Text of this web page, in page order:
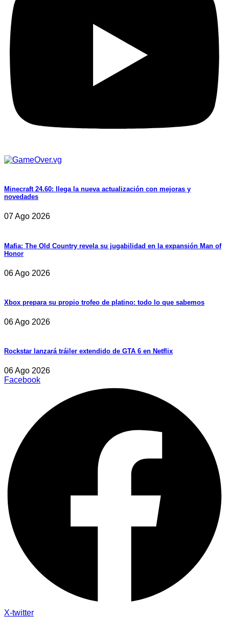
Minecraft 24.60: llega la nueva actualización con mejoras y
novedades
07 Ago 2026
Mafia: The Old Country revela su jugabilidad en la expansión Man of
Honor
06 Ago 2026
Xbox prepara su propio trofeo de platino: todo lo que sabemos
06 Ago 2026
Rockstar lanzará tráiler extendido de GTA 6 en Netflix
06 Ago 2026
Facebook
X-twitter